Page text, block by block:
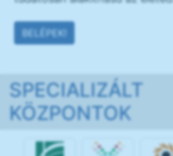
BELÉPEK!
SPECIALIZÁLT
KÖZPONTOK